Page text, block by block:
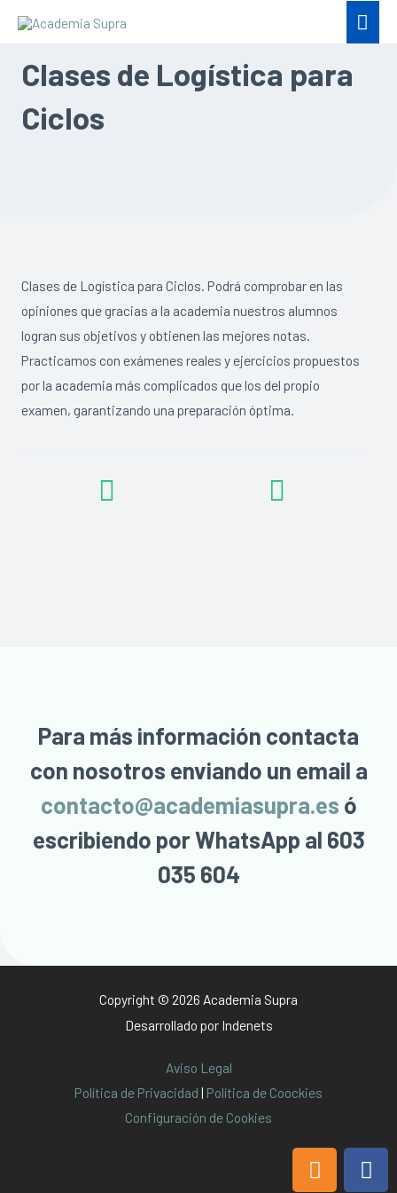
Clases de Logística para
Ciclos
Clases de Logística para Ciclos. Podrá comprobar en las
opiniones que gracias a la academia nuestros alumnos
logran sus objetivos y obtienen las mejores notas.
Practicamos con exámenes reales y ejercicios propuestos
por la academia más complicados que los del propio
examen, garantizando una preparación óptima.
Para más información contacta
con nosotros enviando un email a
contacto@academiasupra.es ó
escribiendo por WhatsApp al 603
035 604
Copyright © 2026 Academia Supra
Desarrollado por Indenets
Aviso Legal
Política de Privacidad | Política de Coockies
Configuración de Cookies